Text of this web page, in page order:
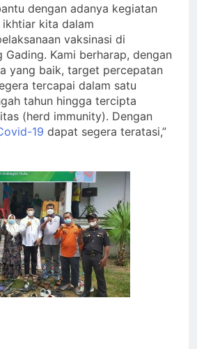
dengan adanya kegiatan
ikhtiar kita dalam
vaksinasi di
Gading. Kami berharap, dengan
yang baik, target percepatan
tercapai dalam satu
tahun hingga tercipta
(herd immunity). Dengan
19 dapat segera teratasi,”